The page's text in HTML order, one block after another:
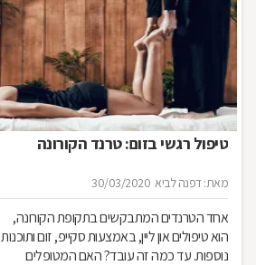
טיפול רגשי בזום: טרנד הקורונה
מאת: דפנה לביא 30/03/2020
אחד הטרנדים המתבקשים בתקופת הקורונה,
הוא טיפולים און ליין, באמצעות סקייפ, זום ותוכנות
נוספות. עד כמה זה עובד? האם המטופלים